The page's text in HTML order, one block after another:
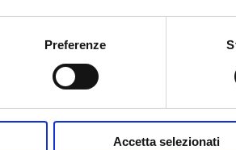
Preferenze
Accetta selezionati
Hai bisogno di